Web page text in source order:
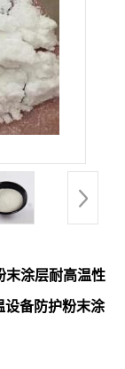
末涂层耐高温性
设备防护粉末涂